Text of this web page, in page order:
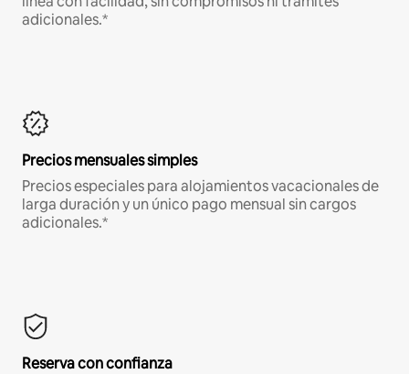
adicionales.*
Precios mensuales simples
Precios especiales para alojamientos vacacionales de
larga duración y un único pago mensual sin cargos
adicionales.*
Reserva con confianza